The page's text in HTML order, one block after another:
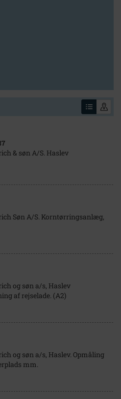
& søn A/S. Haslev
Søn A/S. Korntørringsanlæg,
og søn a/s, Haslev
af rejselade. (A2)
og søn a/s, Haslev. Opmåling
mm.